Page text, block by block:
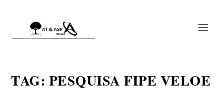
TAG: PESQUISA FIPE VELOE